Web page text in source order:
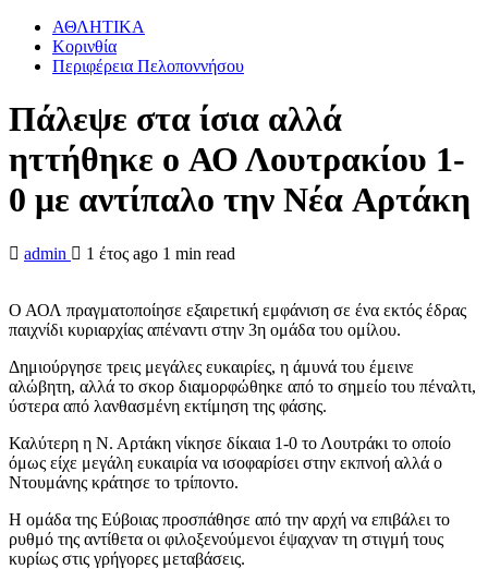
ΑΘΛΗΤΙΚΑ
Κορινθία
Περιφέρεια Πελοποννήσου
Πάλεψε στα ίσια αλλά
ηττήθηκε o ΑΟ Λουτρακίου 1-
0 με αντίπαλο την Νέα Αρτάκη
admin 1 έτος ago 1 min read
Ο ΑΟΛ πραγματοποίησε εξαιρετική εμφάνιση σε ένα εκτός έδρας
παιχνίδι κυριαρχίας απέναντι στην 3η ομάδα του ομίλου.
Δημιούργησε τρεις μεγάλες ευκαιρίες, η άμυνά του έμεινε
αλώβητη, αλλά το σκορ διαμορφώθηκε από το σημείο του πέναλτι,
ύστερα από λανθασμένη εκτίμηση της φάσης.
Καλύτερη η Ν. Αρτάκη νίκησε δίκαια 1-0 το Λουτράκι το οποίο
όμως είχε μεγάλη ευκαιρία να ισοφαρίσει στην εκπνοή αλλά ο
Ντουμάνης κράτησε το τρίποντο.
Η ομάδα της Εύβοιας προσπάθησε από την αρχή να επιβάλει το
ρυθμό της αντίθετα οι φιλοξενούμενοι έψαχναν τη στιγμή τους
κυρίως στις γρήγορες μεταβάσεις.